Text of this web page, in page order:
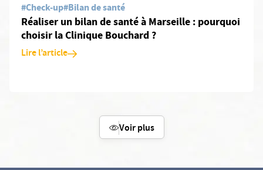
#Check-up#Bilan de santé
Réaliser un bilan de santé à Marseille : pourquoi
choisir la Clinique Bouchard ?
Lire l’article
Voir plus